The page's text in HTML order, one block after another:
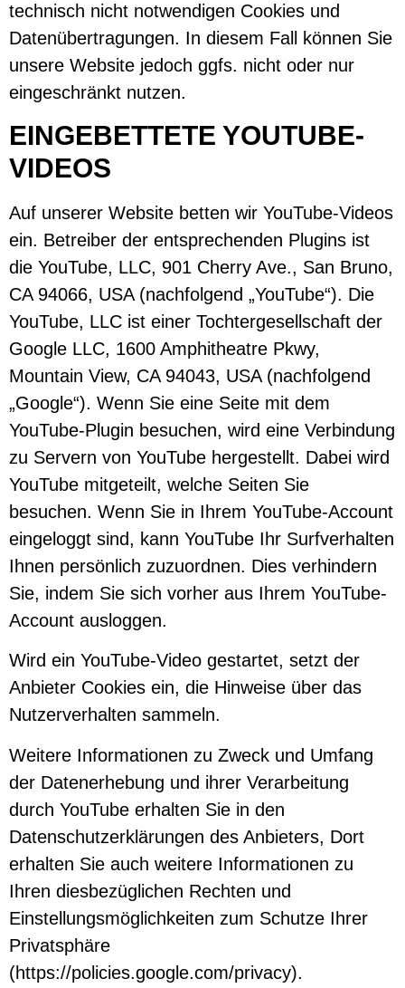
technisch nicht notwendigen Cookies und
Datenübertragungen. In diesem Fall können Sie
unsere Website jedoch ggfs. nicht oder nur
eingeschränkt nutzen.
EINGEBETTETE YOUTUBE-
VIDEOS
Auf unserer Website betten wir YouTube-Videos
ein. Betreiber der entsprechenden Plugins ist
die YouTube, LLC, 901 Cherry Ave., San Bruno,
CA 94066, USA (nachfolgend „YouTube“). Die
YouTube, LLC ist einer Tochtergesellschaft der
Google LLC, 1600 Amphitheatre Pkwy,
Mountain View, CA 94043, USA (nachfolgend
„Google“). Wenn Sie eine Seite mit dem
YouTube-Plugin besuchen, wird eine Verbindung
zu Servern von YouTube hergestellt. Dabei wird
YouTube mitgeteilt, welche Seiten Sie
besuchen. Wenn Sie in Ihrem YouTube-Account
eingeloggt sind, kann YouTube Ihr Surfverhalten
Ihnen persönlich zuzuordnen. Dies verhindern
Sie, indem Sie sich vorher aus Ihrem YouTube-
Account ausloggen.
Wird ein YouTube-Video gestartet, setzt der
Anbieter Cookies ein, die Hinweise über das
Nutzerverhalten sammeln.
Weitere Informationen zu Zweck und Umfang
der Datenerhebung und ihrer Verarbeitung
durch YouTube erhalten Sie in den
Datenschutzerklärungen des Anbieters, Dort
erhalten Sie auch weitere Informationen zu
Ihren diesbezüglichen Rechten und
Einstellungsmöglichkeiten zum Schutze Ihrer
Privatsphäre
(https://policies.google.com/privacy).